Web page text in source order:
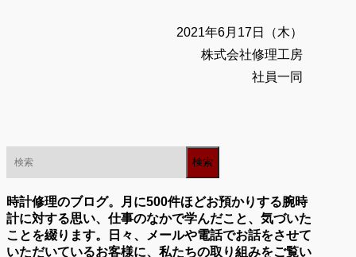
2021年6月17日（木）
株式会社修理工房
社員一同
時計修理のブログ。月に500件ほどお預かりする腕時
計に対する思い、仕事のなかで学んだこと、気づいた
ことを綴ります。日々、メールや電話でお話をさせて
いただいているお客様に、私たちの取り組みをご覧い